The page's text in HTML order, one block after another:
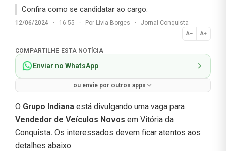
Confira como se candidatar ao cargo.
12/06/2024 · 16:55 · Por Lívia Borges · Jornal Conquista
A− A+
Normal
COMPARTILHE ESTA NOTÍCIA
Enviar no WhatsApp
ou envie por outros apps
O Grupo Indiana está divulgando uma vaga para
Vendedor de Veículos Novos em Vitória da
Conquista. Os interessados devem ficar atentos aos
detalhes abaixo.